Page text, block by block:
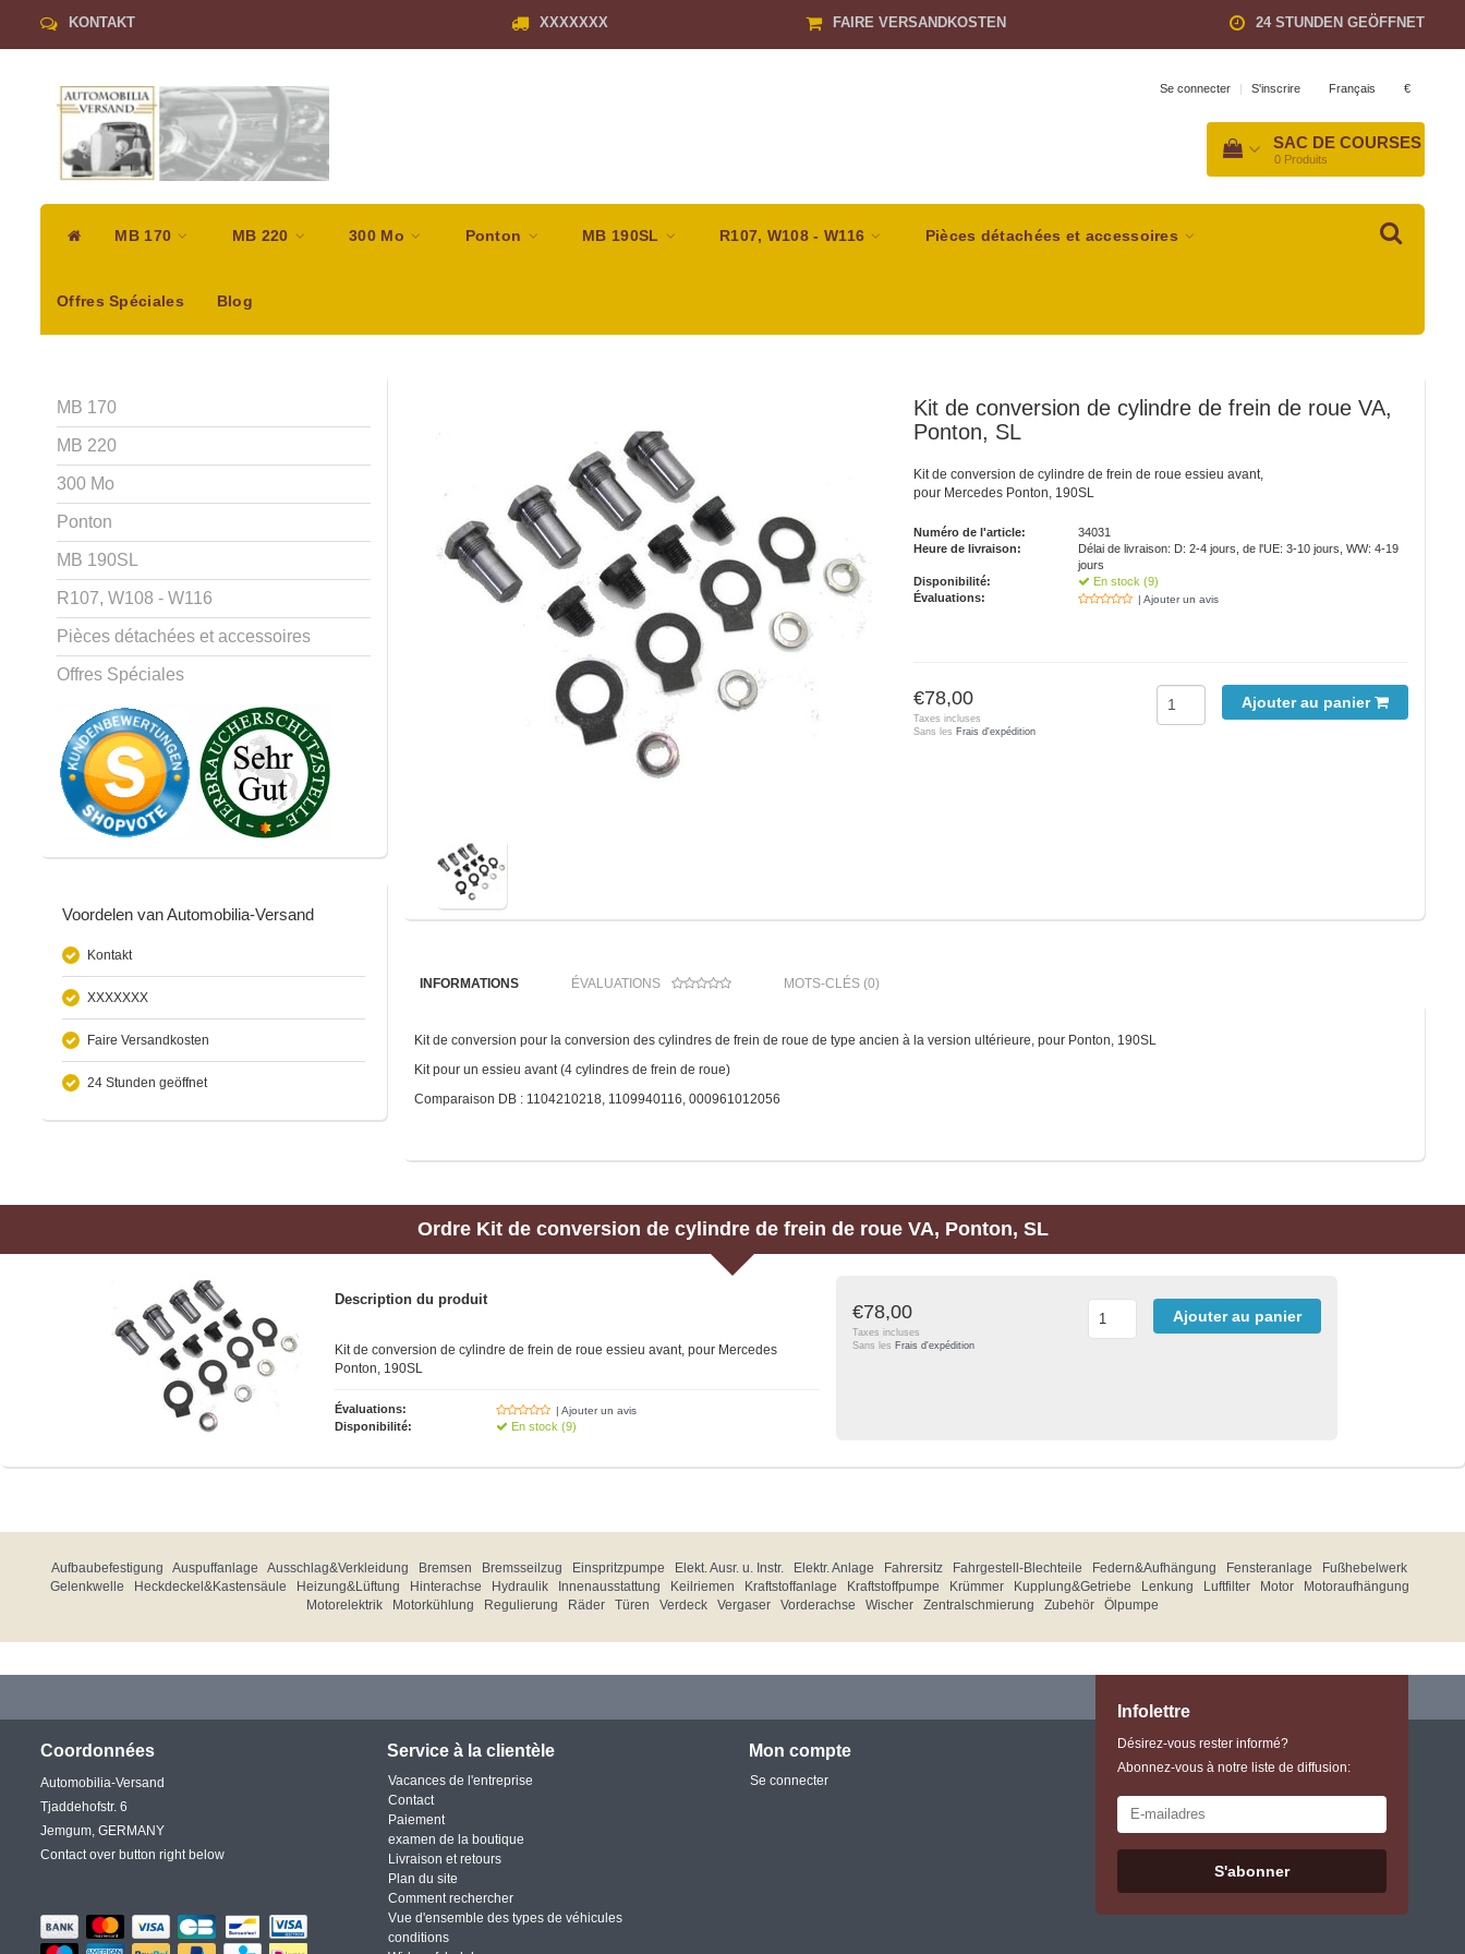
KONTAKT XXXXXXX FAIRE VERSANDKOSTEN 24 STUNDEN GEÖFFNET
Se connecter | S'inscrire Français €
SAC DE COURSES
0 Produits
MB 170 MB 220 300 Mo Ponton MB 190SL R107, W108 - W116 Pièces détachées et accessoires
Offres Spéciales Blog
MB 170
MB 220
300 Mo
Ponton
MB 190SL
R107, W108 - W116
Pièces détachées et accessoires
Offres Spéciales
Voordelen van Automobilia-Versand
Kontakt
XXXXXXX
Faire Versandkosten
24 Stunden geöffnet
Kit de conversion de cylindre de frein de roue VA,
Ponton, SL
Kit de conversion de cylindre de frein de roue essieu avant,
pour Mercedes Ponton, 190SL
Numéro de l'article:
34031
Heure de livraison:
Délai de livraison: D: 2-4 jours, de l'UE: 3-10 jours, WW: 4-19
jours
Disponibilité:
En stock (9)
Évaluations:
| Ajouter un avis
€78,00
Taxes incluses
Sans les Frais d'expédition
Ajouter au panier
INFORMATIONS ÉVALUATIONS MOTS-CLÉS (0)
Kit de conversion pour la conversion des cylindres de frein de roue de type ancien à la version ultérieure, pour Ponton, 190SL
Kit pour un essieu avant (4 cylindres de frein de roue)
Comparaison DB : 1104210218, 1109940116, 000961012056
Ordre Kit de conversion de cylindre de frein de roue VA, Ponton, SL
Description du produit
Kit de conversion de cylindre de frein de roue essieu avant, pour Mercedes
Ponton, 190SL
Évaluations: | Ajouter un avis
Disponibilité: En stock (9)
€78,00
Taxes incluses
Sans les Frais d'expédition
Ajouter au panier
Aufbaubefestigung Auspuffanlage Ausschlag&Verkleidung Bremsen Bremsseilzug Einspritzpumpe Elekt. Ausr. u. Instr. Elektr. Anlage Fahrersitz Fahrgestell-Blechteile Federn&Aufhängung Fensteranlage
Fußhebelwerk
Gelenkwelle
Heckdeckel&Kastensäule Heizung&Lüftung Hinterachse Hydraulik Innenausstattung Keilriemen Kraftstoffanlage Kraftstoffpumpe Krümmer Kupplung&Getriebe Lenkung Luftfilter Motor
Motoraufhängung
Motorelektrik
Motorkühlung Regulierung Räder Türen Verdeck Vergaser Vorderachse Wischer Zentralschmierung Zubehör Ölpumpe
Coordonnées
Automobilia-Versand
Tjaddehofstr. 6
Jemgum, GERMANY
Contact over button right below
Service à la clientèle
Vacances de l'entreprise
Contact
Paiement
examen de la boutique
Livraison et retours
Plan du site
Comment rechercher
Vue d'ensemble des types de véhicules
conditions
Mon compte
Se connecter
Infolettre
Désirez-vous rester informé?
Abonnez-vous à notre liste de diffusion:
S'abonner